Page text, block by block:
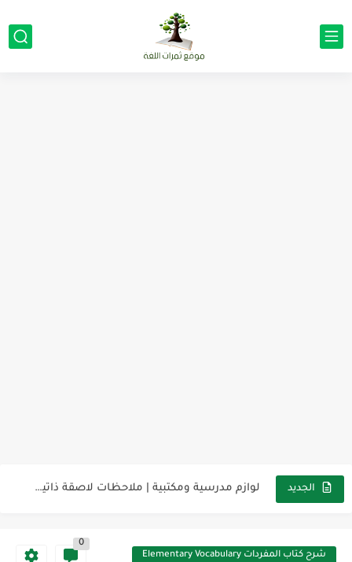
الجديد مجموعة واحدة من 7 قطع من القرطاسية الجميلة
أفضل أكواد خصم تفيدك عند التسوق Discount Codes That Help... شرح كتاب المفردات Elementary Vocabulary
0